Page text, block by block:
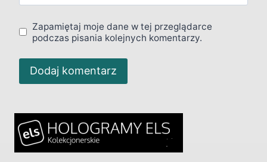
Zapamiętaj moje dane w tej przeglądarce
podczas pisania kolejnych komentarzy.